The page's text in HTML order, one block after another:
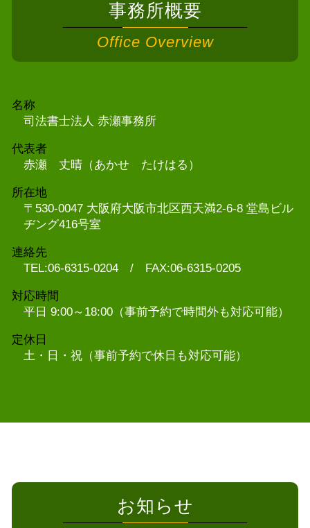
事務所概要
Office Overview
名称
司法書士法人 赤瀬事務所
代表者
赤瀬 丈晴（あかせ たけはる）
所在地
〒530-0047 大阪府大阪市北区西天満2-6-8 堂島ビル
ヂング416号室
連絡先
TEL:06-6315-0204 / FAX:06-6315-0205
対応時間
平日 9:00～18:00（事前予約で時間外も対応可能）
定休日
土・日・祝（事前予約で休日も対応可能）
お知らせ